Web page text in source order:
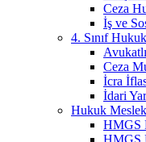
Ceza
İş ve
4. Sınıf
Ceza
İcra
İdari
Hukuk
HMGS
HMGS